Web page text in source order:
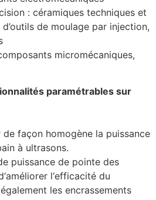
: céramiques techniques et
de moulage par injection,
micromécaniques,
paramétrables sur
façon homogène la puissance
à ultrasons.
puissance de pointe des
l‘efficacité du
les encrassements